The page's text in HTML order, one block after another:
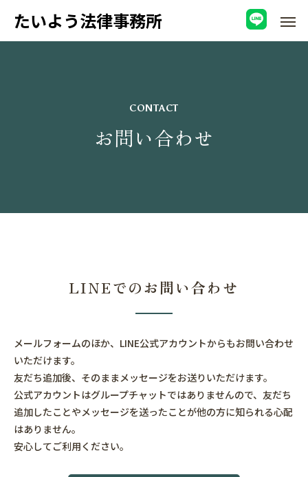
たいよう法律事務所
CONTACT
お問い合わせ
LINEでのお問い合わせ
メールフォームのほか、LINE公式アカウントからもお問い合わせ
いただけます。
友だち追加後、そのままメッセージをお送りいただけます。
公式アカウントはグループチャットではありませんので、 友だち
追加したことやメッセージを送ったことが他の方に知られる心配
はありません。
安心してご利用ください。